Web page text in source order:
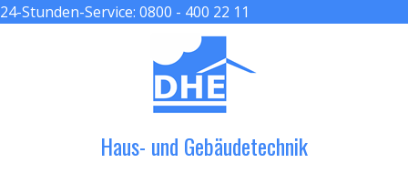
24-Stunden-Service: 0800 - 400 22 11
Haus- und Gebäudetechnik